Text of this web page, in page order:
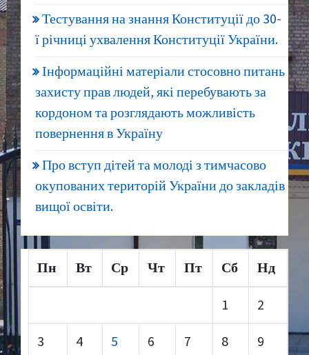
Тестування на знання Конституції до 30-
ї річниці ухвалення Конституції України.
Інформаційні матеріали стосовно питань
захисту прав людей, які перебувають за
кордоном та розглядають можливість
повернення в Україну
Про вступ дітей та молоді з тимчасово
окупованих територій України до закладів
вищої освіти.
Пн Вт Ср Чт Пт Сб Нд
1 2
3 4 5 6 7 8 9